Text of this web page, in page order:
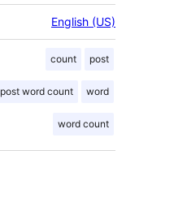
English (US)
count post
post word count word
word count